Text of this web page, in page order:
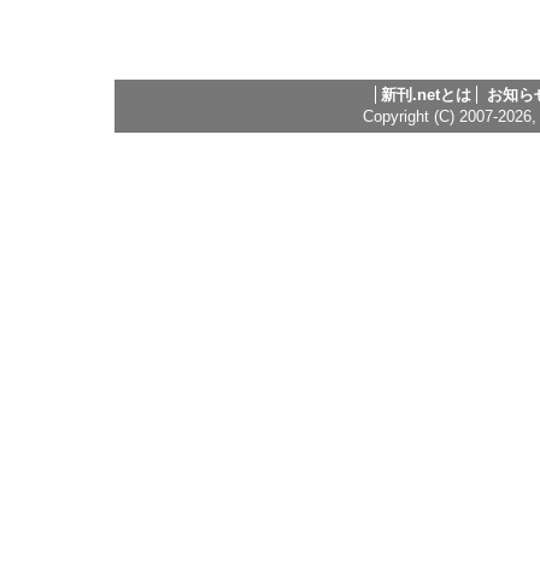
新刊.netとは
お知ら
Copyright (C) 2007-2026,